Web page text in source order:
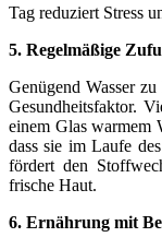
Tag reduziert Stress
5. Regelmäßige
Genügend Wasser
Gesundheitsfaktor.
einem Glas warmem
dass sie im Laufe
fördert den
frische Haut.
6. Ernährung mit